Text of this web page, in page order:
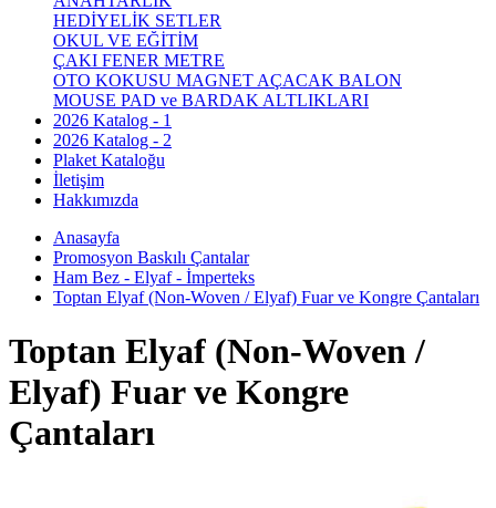
HEDİYELİK SETLER
OKUL VE EĞİTİM
ÇAKI FENER METRE
OTO KOKUSU MAGNET AÇACAK BALON
MOUSE PAD ve BARDAK ALTLIKLARI
2026 Katalog - 1
2026 Katalog - 2
Plaket Kataloğu
İletişim
Hakkımızda
Anasayfa
Promosyon Baskılı Çantalar
Ham Bez - Elyaf - İmperteks
Toptan Elyaf (Non-Woven / Elyaf) Fuar ve Kongre Çantaları
Toptan Elyaf (Non-Woven /
Elyaf) Fuar ve Kongre
Çantaları